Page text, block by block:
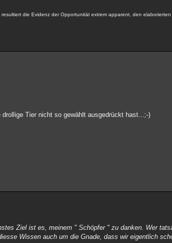
die Evidenz der Opportunität extrem apparent, den
Tier nicht so gewählt ausgedrückt hast...;-)
Ziel ist es, meinem " Schöpfer " zu danken. Wer
Wissen auch um die Gnade, dass wir eigentlich